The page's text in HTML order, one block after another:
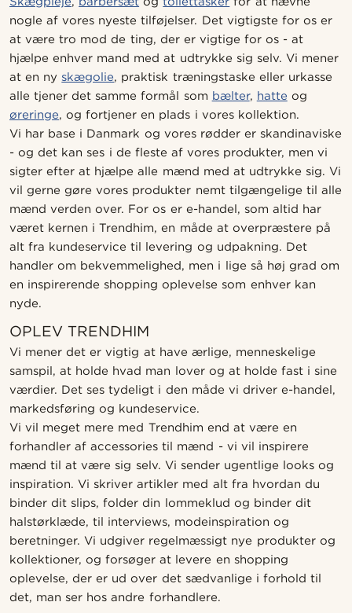
nogle af vores nyeste tilføjelser. Det vigtigste for os er
at være tro mod de ting, der er vigtige for os - at
hjælpe enhver mand med at udtrykke sig selv. Vi mener
at en ny skægolie, praktisk træningstaske eller urkasse
alle tjener det samme formål som bælter, hatte og
øreringe, og fortjener en plads i vores kollektion.
Vi har base i Danmark og vores rødder er skandinaviske
- og det kan ses i de fleste af vores produkter, men vi
sigter efter at hjælpe alle mænd med at udtrykke sig. Vi
vil gerne gøre vores produkter nemt tilgængelige til alle
mænd verden over. For os er e-handel, som altid har
været kernen i Trendhim, en måde at overpræstere på
alt fra kundeservice til levering og udpakning. Det
handler om bekvemmelighed, men i lige så høj grad om
en inspirerende shopping oplevelse som enhver kan
nyde.
OPLEV TRENDHIM
Vi mener det er vigtig at have ærlige, menneskelige
samspil, at holde hvad man lover og at holde fast i sine
værdier. Det ses tydeligt i den måde vi driver e-handel,
markedsføring og kundeservice.
Vi vil meget mere med Trendhim end at være en
forhandler af accessories til mænd - vi vil inspirere
mænd til at være sig selv. Vi sender ugentlige looks og
inspiration. Vi skriver artikler med alt fra hvordan du
binder dit slips, folder din lommeklud og binder dit
halstørklæde, til interviews, modeinspiration og
beretninger. Vi udgiver regelmæssigt nye produkter og
kollektioner, og forsøger at levere en shopping
oplevelse, der er ud over det sædvanlige i forhold til
det, man ser hos andre forhandlere.